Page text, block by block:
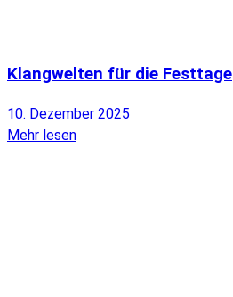
Klangwelten für die Festtage
10. Dezember 2025
Mehr lesen